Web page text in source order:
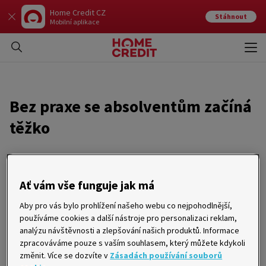
Home Credit CZ
Mobilní aplikace
Stáhnout
Bez praxe se absolventům začíná
těžko
09. 04. 2015
Začínat s kariérou po absolvování vysoké školy bez jakékoli
praxe je pro velkou část studentů tvrdý oříšek. Naopak ti,
kteří už v průběhu studia získávali pracovní zkušenosti, mají
šance výrazně vyšší. V posledních letech proto roste trend
studentských praxí, které podporují sami zaměstnavatelé.
Jedním z nejprestižnějších v jihomoravském regionu je
program HC Net společnosti Home Credit. Umožňuje totiž po
roční stáži vycestovat do řady netypických zemí - od Ruska po
Ať vám vše funguje jak má
Aby pro vás bylo prohlížení našeho webu co nejpohodlnější,
používáme cookies a další nástroje pro personalizaci reklam,
analýzu návštěvnosti a zlepšování našich produktů. Informace
zpracováváme pouze s vaším souhlasem, který můžete kdykoli
změnit. Více se dozvíte v Zásadách používání souborů